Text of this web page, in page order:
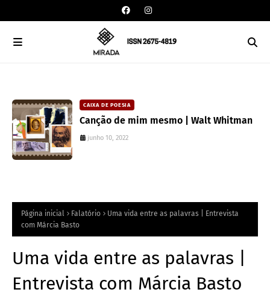
CAIXA DE POESIA
Canção de mim mesmo | Walt Whitman
junho 10, 2022
Página inicial Falatório
Uma vida entre as palavras | Entrevista
com Márcia Basto
Uma vida entre as palavras |
Entrevista com Márcia Basto